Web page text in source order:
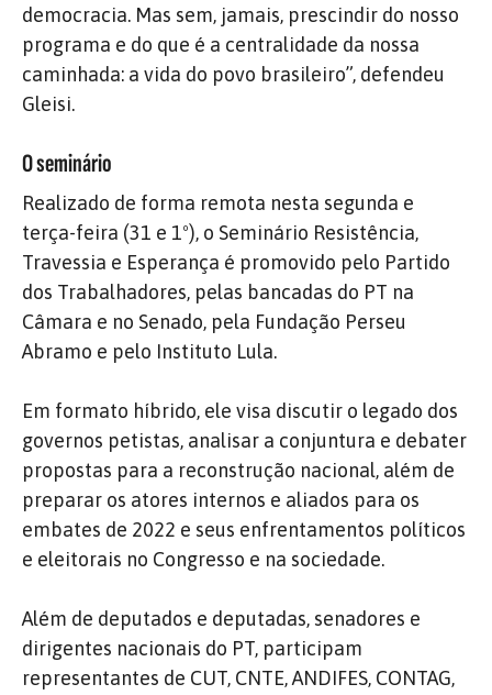
democracia. Mas sem, jamais, prescindir do nosso
programa e do que é a centralidade da nossa
caminhada: a vida do povo brasileiro”, defendeu
Gleisi.
O seminário
Realizado de forma remota nesta segunda e
terça-feira (31 e 1º), o Seminário Resistência,
Travessia e Esperança é promovido pelo Partido
dos Trabalhadores, pelas bancadas do PT na
Câmara e no Senado, pela Fundação Perseu
Abramo e pelo Instituto Lula.
Em formato híbrido, ele visa discutir o legado dos
governos petistas, analisar a conjuntura e debater
propostas para a reconstrução nacional, além de
preparar os atores internos e aliados para os
embates de 2022 e seus enfrentamentos políticos
e eleitorais no Congresso e na sociedade.
Além de deputados e deputadas, senadores e
dirigentes nacionais do PT, participam
representantes de CUT, CNTE, ANDIFES, CONTAG,